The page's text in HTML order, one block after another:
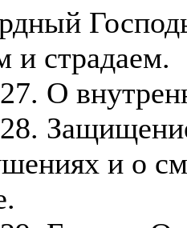
и страдаем.
О
и о